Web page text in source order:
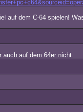
auf dem C-64 spielen!
auch auf dem 64er nicht.